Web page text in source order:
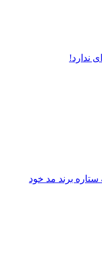
ندارد!
برند مد خود